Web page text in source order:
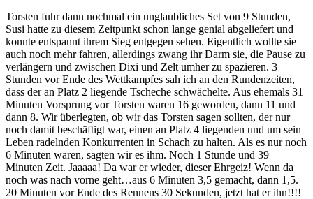
Torsten fuhr dann nochmal ein unglaubliches Set von 9 Stunden,
Susi hatte zu diesem Zeitpunkt schon lange genial abgeliefert und
konnte entspannt ihrem Sieg entgegen sehen. Eigentlich wollte sie
auch noch mehr fahren, allerdings zwang ihr Darm sie, die Pause zu
verlängern und zwischen Dixi und Zelt umher zu spazieren. 3
Stunden vor Ende des Wettkampfes sah ich an den Rundenzeiten,
dass der an Platz 2 liegende Tscheche schwächelte. Aus ehemals 31
Minuten Vorsprung vor Torsten waren 16 geworden, dann 11 und
dann 8. Wir überlegten, ob wir das Torsten sagen sollten, der nur
noch damit beschäftigt war, einen an Platz 4 liegenden und um sein
Leben radelnden Konkurrenten in Schach zu halten. Als es nur noch
6 Minuten waren, sagten wir es ihm. Noch 1 Stunde und 39
Minuten Zeit. Jaaaaa! Da war er wieder, dieser Ehrgeiz! Wenn da
noch was nach vorne geht…aus 6 Minuten 3,5 gemacht, dann 1,5.
20 Minuten vor Ende des Rennens 30 Sekunden, jetzt hat er ihn!!!!